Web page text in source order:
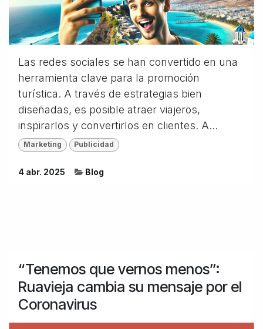
Las redes sociales se han convertido en una
herramienta clave para la promoción
turística. A través de estrategias bien
diseñadas, es posible atraer viajeros,
inspirarlos y convertirlos en clientes. A...
Marketing Publicidad
4 abr. 2025 Blog
“Tenemos que vernos menos”:
Ruavieja cambia su mensaje por el
Coronavirus